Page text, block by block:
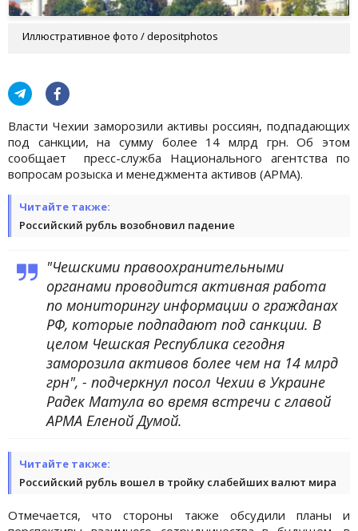
Иллюстративное фото / depositphotos
Власти Чехии заморозили активы россиян, подпадающих
под санкции, на сумму более 14 млрд грн. Об этом
сообщает пресс-служба Национального агентства по
вопросам розыска и менеджмента активов (АРМА).
Читайте также:
Российский рубль возобновил падение
"Чешскими правоохранительными
органами проводится активная работа
по мониторингу информации о гражданах
РФ, которые подпадают под санкции. В
целом Чешская Республика сегодня
заморозила активов более чем на 14 млрд
грн", - подчеркнул посол Чехии в Украине
Радек Матула во время встречи с главой
АРМА Еленой Думой.
Читайте также:
Российский рубль вошел в тройку слабейших валют мира
Отмечается, что стороны также обсудили планы и